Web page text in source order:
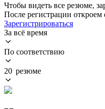
Чтобы видеть все резюме,
После регистрации откроем
Зарегистрироваться
За всё время
По соответствию
20 резюме